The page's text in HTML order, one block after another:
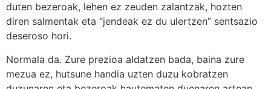
duten bezeroak, lehen ez zeuden zalantzak, hozten
diren salmentak eta “jendeak ez du ulertzen” sentsazio
deseroso hori.
Normala da. Zure prezioa aldatzen bada, baina zure
mezua ez, hutsune handia uzten duzu kobratzen